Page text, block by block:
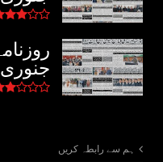
جنوری 2026
ہم سے رابطہ کریں